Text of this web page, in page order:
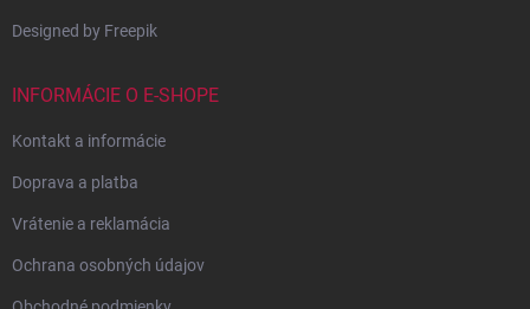
Designed by Freepik
INFORMÁCIE O E-SHOPE
Kontakt a informácie
Doprava a platba
Vrátenie a reklamácia
Ochrana osobných údajov